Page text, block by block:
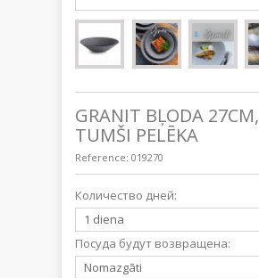
GRANIT BĻODA 27CM,
TUMŠI PELĒKA
Reference: 019270
Количество дней:
1 diena
Посуда будут возвращена:
Nomazgāti